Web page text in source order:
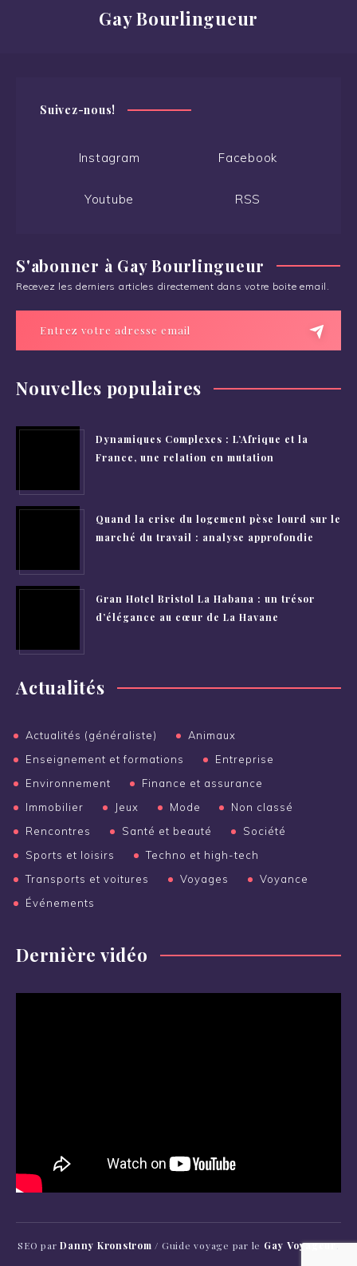
Gay Bourlingueur
Suivez-nous!
Instagram Facebook
Youtube RSS
S'abonner à Gay Bourlingueur
Recevez les derniers articles directement dans votre boite email.
Nouvelles populaires
Dynamiques Complexes : L’Afrique et la
France, une relation en mutation
Quand la crise du logement pèse lourd sur le
marché du travail : analyse approfondie
Gran Hotel Bristol La Habana : un trésor
d’élégance au cœur de La Havane
Actualités
Actualités (généraliste)
Animaux
Enseignement et formations
Entreprise
Environnement
Finance et assurance
Immobilier
Jeux Mode
Non classé
Rencontres
Santé et beauté
Société
Sports et loisirs
Techno et high-tech
Transports et voitures
Voyages
Voyance
Événements
Dernière vidéo
SEO parDanny Kronstrom / Guide voyage par le Gay Voyageur.